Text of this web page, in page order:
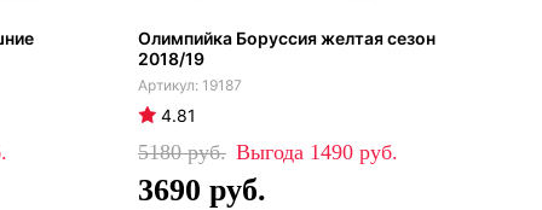
Олимпийка Боруссия желтая сезон
2018/19
19187
4.81
5180 1490
3690